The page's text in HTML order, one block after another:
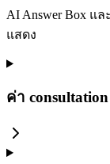
AI Answer Box แ
แสดง
ค่า